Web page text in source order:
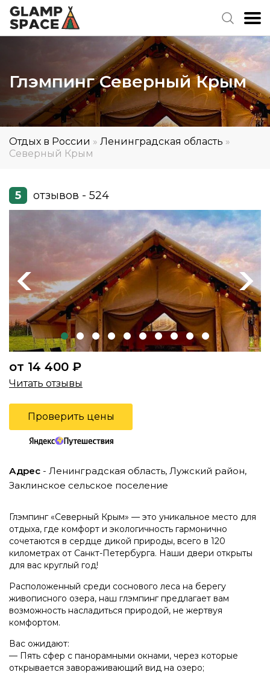
Глэмпинг Северный Крым
Отдых в России » Ленинградская область »
Северный Крым
5 отзывов - 524
Previous Next
от 14 400 ₽
Читать отзывы
Проверить цены
Адрес - Ленинградская область, Лужский район,
Заклинское сельское поселение
Глэмпинг «Северный Крым» — это уникальное место для
отдыха, где комфорт и экологичность гармонично
сочетаются в сердце дикой природы, всего в 120
километрах от Санкт-Петербурга. Наши двери открыты
для вас круглый год!
Расположенный среди соснового леса на берегу
живописного озера, наш глэмпинг предлагает вам
возможность насладиться природой, не жертвуя
комфортом.
Вас ожидают:
— Пять сфер с панорамными окнами, через которые
открывается завораживающий вид на озеро;